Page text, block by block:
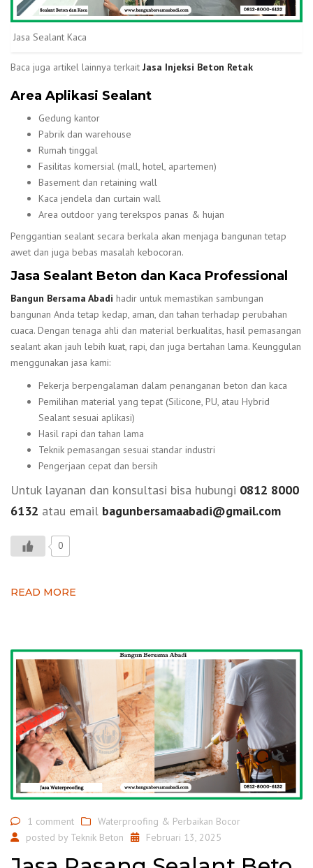
Jasa Sealant Kaca
Baca juga artikel lainnya terkait Jasa Injeksi Beton Retak
Area Aplikasi Sealant
Gedung kantor
Pabrik dan warehouse
Rumah tinggal
Fasilitas komersial (mall, hotel, apartemen)
Basement dan retaining wall
Kaca jendela dan curtain wall
Area outdoor yang terekspos panas & hujan
Penggantian sealant secara berkala akan menjaga bangunan tetap
awet dan juga bebas masalah kebocoran.
Jasa Sealant Beton dan Kaca Professional
Bangun Bersama Abadi hadir untuk memastikan sambungan
bangunan Anda tetap kedap, aman, dan tahan terhadap perubahan
cuaca. Dengan tenaga ahli dan material berkualitas, hasil pemasangan
sealant akan jauh lebih kuat, rapi, dan juga bertahan lama. Keunggulan
menggunakan jasa kami:
Pekerja berpengalaman dalam penanganan beton dan kaca
Pemilihan material yang tepat (Silicone, PU, atau Hybrid
Sealant sesuai aplikasi)
Hasil rapi dan tahan lama
Teknik pemasangan sesuai standar industri
Pengerjaan cepat dan bersih
Untuk layanan dan konsultasi bisa hubungi 0812 8000
6132 atau email bagunbersamaabadi@gmail.com
0
READ MORE
1 comment
Waterproofing & Perbaikan Bocor
posted by Teknik Beton Februari 13, 2025